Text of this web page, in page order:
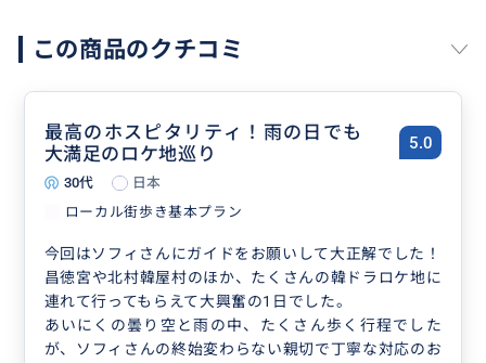
この商品のクチコミ
最高のホスピタリティ！雨の日でも
大満足のロケ地巡り
5.0
30代
日本
ローカル街歩き基本プラン
今回はソフィさんにガイドをお願いして大正解でした！
昌徳宮や北村韓屋村のほか、たくさんの韓ドラロケ地に
連れて行ってもらえて大興奮の1日でした。
あいにくの曇り空と雨の中、たくさん歩く行程でした
が、ソフィさんの終始変わらない親切で丁寧な対応のお